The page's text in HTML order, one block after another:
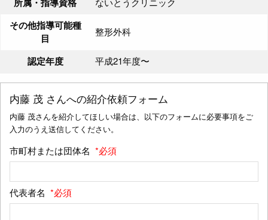
その他指導可能種
目
整形外科
認定年度 平成21年度〜
内藤 茂 さんへの紹介依頼フォーム
内藤 茂さんを紹介してほしい場合は、以下のフォームに必要事項をご
入力のうえ送信してください。
市町村または団体名 *必須
代表者名 *必須